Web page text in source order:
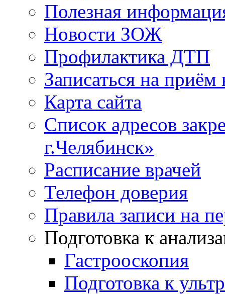
Полезная
Новости ЗОЖ
Профилактика ДТП
Записаться на приём
Карта сайта
Список адресов
г.Челябинск»
Расписание врачей
Телефон доверия
Правила записи на
Подготовка к
Гастрооскопия
Подготовка к